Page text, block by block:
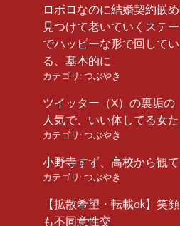
ロボロなのに結婚契約嵌
見つけて老いていくステ
でハッピーな形で回して
る、基本的に
カテゴリ: つぶやき
ツイッター（X）の裏垢の
人気で、いい体してる女
カテゴリ: つぶやき
小野寺すず、高校から観
カテゴリ: つぶやき
【拡散希望・転載ok】笑
も不同意性交